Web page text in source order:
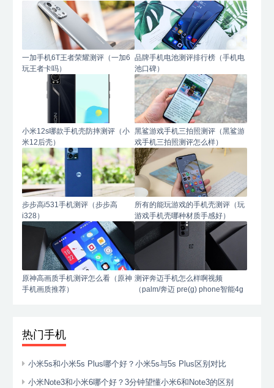
一加手机6T王者荣耀测评（一加6
玩王者卡吗）
品牌手机电池测评排行榜（手机电
池口碑）
小米12s哪款手机壳防摔测评（小
米12后壳）
黑鲨游戏手机三拍照测评（黑鲨游
戏手机三拍照测评怎么样）
步步高i531手机测评（步步高
i328）
所有的能玩游戏的手机壳测评（玩
游戏手机壳哪种材质手感好）
原神高画质手机测评怎么看（原神
手机画质推荐）
测评奔迈手机怎么样啊视频
（palm/奔迈 pre(g) phone智能4g
热门手机
小米5s和小米5s Plus哪个好？小米5s与5s Plus区别对比
小米Note3和小米6哪个好？3分钟望懂小米6和Note3的区别